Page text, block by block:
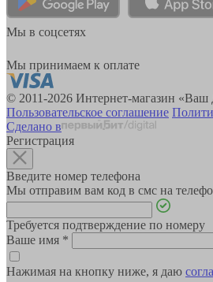
Мы в соцсетях
Мы принимаем к оплате
© 2011-2026 Интернет-магазин «Ваш
Пользовательское соглашение
Сделано в
Регистрация
Введите номер телефона
Мы отправим вам код в смс на
Требуется подтверждение по номеру
Ваше имя *
Нажимая на кнопку ниже, я даю